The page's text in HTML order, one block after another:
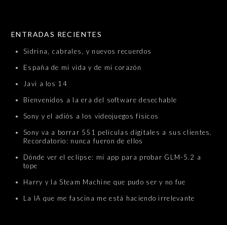
ENTRADAS RECIENTES
Sidrina, cabrales, y nuevos recuerdos
España de mi vida y de mi corazón
Javi a los 14
Bienvenidos a la era del software desechable
Sony y el adiós a los videojuegos físicos
Sony va a borrar 551 películas digitales a sus clientes.
Recordatorio: nunca fueron de ellos
Dónde ver el eclipse: mi app para probar GLM-5.2 a
tope
Harry y la Steam Machine que pudo ser y no fue
La IA que me fascina me está haciendo irrelevante